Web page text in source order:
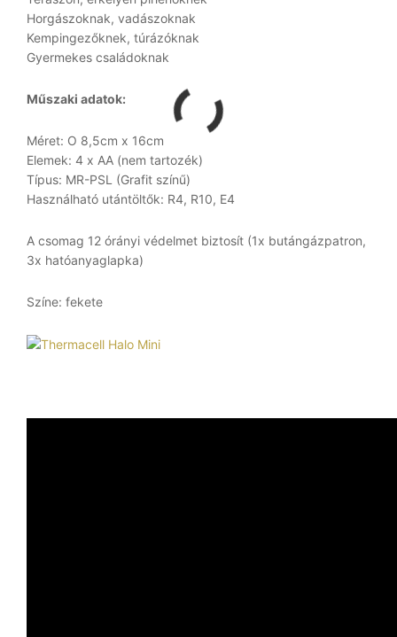
Horgászoknak, vadászoknak
Kempingezőknek, túrázóknak
Gyermekes családoknak
Műszaki adatok:
Méret: O 8,5cm x 16cm
Elemek: 4 x AA (nem tartozék)
Típus: MR-PSL (Grafit színű)
Használható utántöltők: R4, R10, E4
A csomag 12 órányi védelmet biztosít (1x butángázpatron,
3x hatóanyaglapka)
Színe: fekete